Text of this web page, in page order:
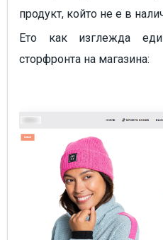
продукт, който не е в
Ето как изглежда
сторфронта на магазина: